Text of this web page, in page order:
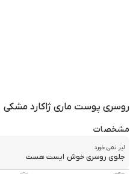
روسری پوست ماری ژاکارد مشکی
مشخصات
ليز نمى خورد
جلوى روسرى خوش ايست هست